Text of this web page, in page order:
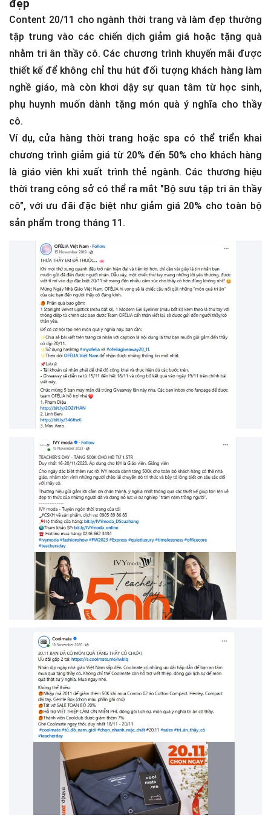
đẹp
Content 20/11 cho ngành thời trang và làm đẹp thường
tập trung vào các chiến dịch giảm giá hoặc tặng quà
nhằm tri ân thầy cô. Các chương trình khuyến mãi được
thiết kế để không chỉ thu hút đối tượng khách hàng làm
nghề giáo, mà còn khơi dậy sự quan tâm từ học sinh,
phụ huynh muốn dành tặng món quà ý nghĩa cho thầy
cô.
Ví dụ, cửa hàng thời trang hoặc spa có thể triển khai
chương trình giảm giá từ 20% đến 50% cho khách hàng
là giáo viên khi xuất trình thẻ ngành. Các thương hiệu
thời trang công sở có thể ra mắt "Bộ sưu tập tri ân thầy
cô", với ưu đãi đặc biệt như giảm giá 20% cho toàn bộ
sản phẩm trong tháng 11.